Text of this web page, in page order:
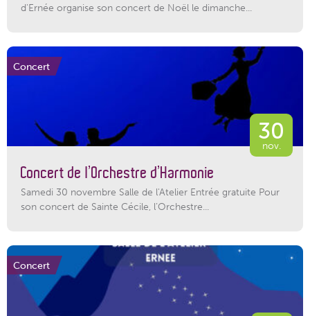
d'Ernée organise son concert de Noël le dimanche...
Concert
30
nov.
Concert de l’Orchestre d’Harmonie
Samedi 30 novembre Salle de l'Atelier Entrée gratuite Pour
son concert de Sainte Cécile, l’Orchestre...
Concert